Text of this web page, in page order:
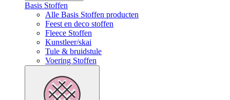
Basis Stoffen
Alle Basis Stoffen producten
Feest en deco stoffen
Fleece Stoffen
Kunstleer/skai
Tule & bruidstule
Voering Stoffen